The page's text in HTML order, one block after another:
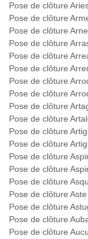
Pose de clôture
Pose de clôture
Pose de clôture
Pose de clôture
Pose de clôture
Pose de clôture
Pose de clôture
Pose de clôture
Pose de clôture
Pose de clôture
Pose de clôture
Pose de clôture
Pose de clôture
Pose de clôture
Pose de clôture
Pose de clôture
Pose de clôture
Pose de clôture
Pose de clôture